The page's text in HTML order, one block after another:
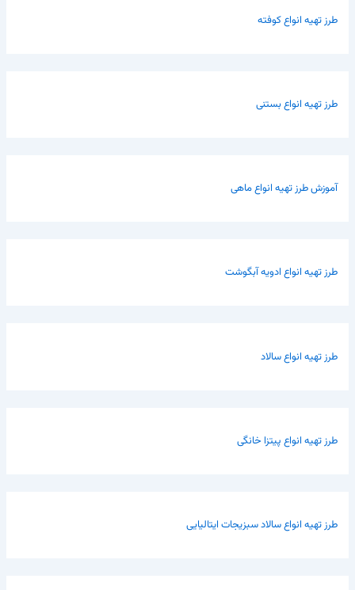
طرز تهیه انواع کوفته
طرز تهیه انواع بستنی
آموزش طرز تهیه انواع ماهی
طرز تهیه انواع ادویه آبگوشت
طرز تهیه انواع سالاد
طرز تهیه انواع پیتزا خانگی
طرز تهیه انواع سالاد سبزیجات ایتالیایی